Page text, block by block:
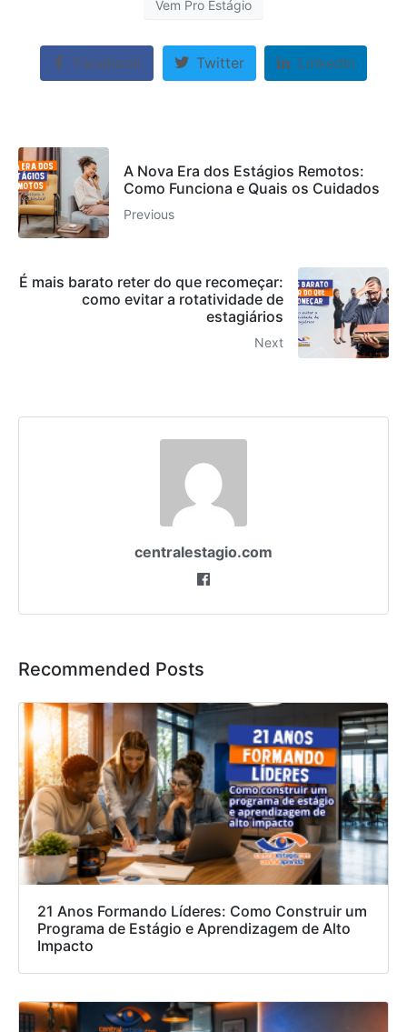
Vem Pro Estágio
Facebook Twitter LinkedIn
A Nova Era dos Estágios Remotos:
Como Funciona e Quais os Cuidados
Previous
É mais barato reter do que recomeçar:
como evitar a rotatividade de
estagiários
Next
centralestagio.com
Recommended Posts
21 Anos Formando Líderes: Como Construir um
Programa de Estágio e Aprendizagem de Alto
Impacto